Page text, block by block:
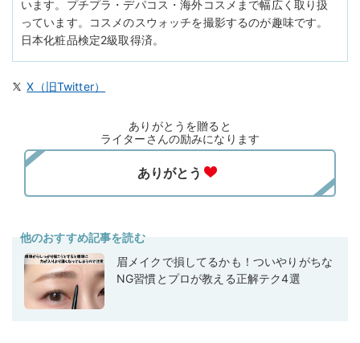
います。プチプラ・デパコス・海外コスメまで幅広く取り扱
っています。コスメのスウォッチを撮影するのが趣味です。
日本化粧品検定2級取得済。
X（旧Twitter）
ありがとうを贈ると
ライターさんの励みになります
他のおすすめ記事を読む
眉メイクで損してるかも！ついやりがちな
NG習慣とプロが教える正解テク4選